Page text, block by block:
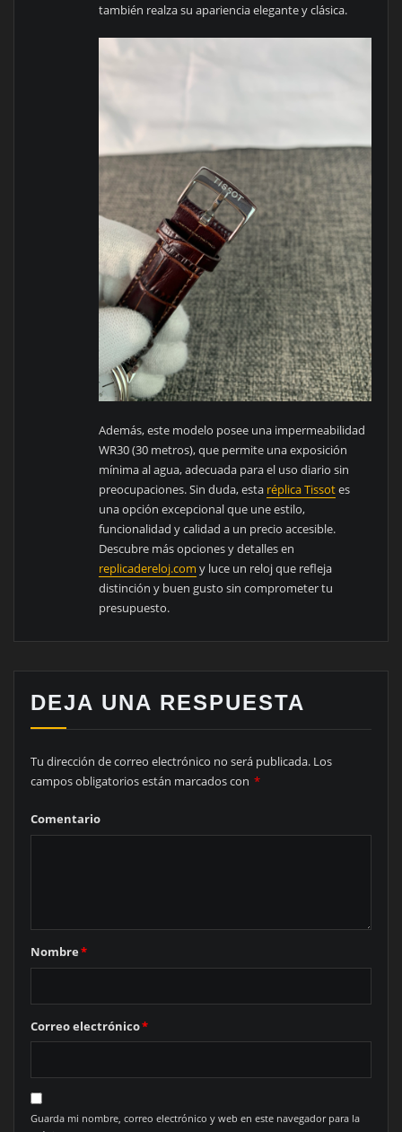
también realza su apariencia elegante y clásica.
Además, este modelo posee una impermeabilidad
WR30 (30 metros), que permite una exposición
mínima al agua, adecuada para el uso diario sin
preocupaciones. Sin duda, esta réplica Tissotes
una opción excepcional que une estilo,
funcionalidad y calidad a un precio accesible.
Descubre más opciones y detalles en
replicadereloj.com y luce un reloj que refleja
distinción y buen gusto sin comprometer tu
presupuesto.
DEJA UNA RESPUESTA
Tu dirección de correo electrónico no será publicada. Los
campos obligatorios están marcados con *
Comentario
Nombre*
Correo electrónico*
Guarda mi nombre, correo electrónico y web en este navegador para la